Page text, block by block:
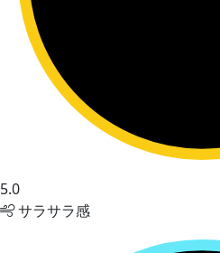
5.0
サラサラ感